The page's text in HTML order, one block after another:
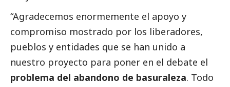
“Agradecemos enormemente el apoyo y
compromiso mostrado por los liberadores,
pueblos y entidades que se han unido a
nuestro proyecto para poner en el debate el
problema del abandono de basuraleza. Todo